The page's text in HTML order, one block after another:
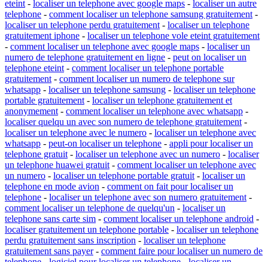
eteint - localiser un telephone avec google maps - localiser un autre
telephone - comment localiser un telephone samsung gratuitement -
localiser un telephone perdu gratuitement - localiser un telephone
gratuitement iphone - localiser un telephone vole eteint gratuitement
- comment localiser un telephone avec google maps - localiser un
numero de telephone gratuitement en ligne - peut on localiser un
telephone eteint - comment localiser un telephone portable
gratuitement - comment localiser un numero de telephone sur
whatsapp - localiser un telephone samsung - localiser un telephone
portable gratuitement - localiser un telephone gratuitement et
anonymement - comment localiser un telephone avec whatsapp -
localiser quelqu un avec son numero de telephone gratuitement -
localiser un telephone avec le numero - localiser un telephone avec
whatsapp - peut-on localiser un telephone - appli pour localiser un
telephone gratuit - localiser un telephone avec un numero - localiser
un telephone huawei gratuit - comment localiser un telephone avec
un numero - localiser un telephone portable gratuit - localiser un
telephone en mode avion - comment on fait pour localiser un
telephone - localiser un telephone avec son numero gratuitement -
comment localiser un telephone de quelqu'un - localiser un
telephone sans carte sim - comment localiser un telephone android -
localiser gratuitement un telephone portable - localiser un telephone
perdu gratuitement sans inscription - localiser un telephone
gratuitement sans payer- comment faire pour localiser un numero de